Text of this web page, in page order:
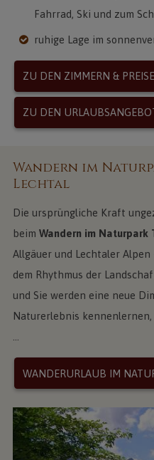
Fahrrad, Ski und zum
ruhige Lage im
ZU DEN ZIMMERN &
ZU DEN
Wandern im
Lechtal
Die ursprüngliche Kraft
beimWandern im
Allgäuer und Lechtaler
dem Rhythmus der
und Sie werden eine neue
Naturerlebnis
...
WANDERURLAUB IM